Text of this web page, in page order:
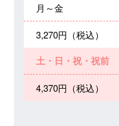
月～金
3,270円（税込）
土・日・祝・祝前
4,370円（税込）